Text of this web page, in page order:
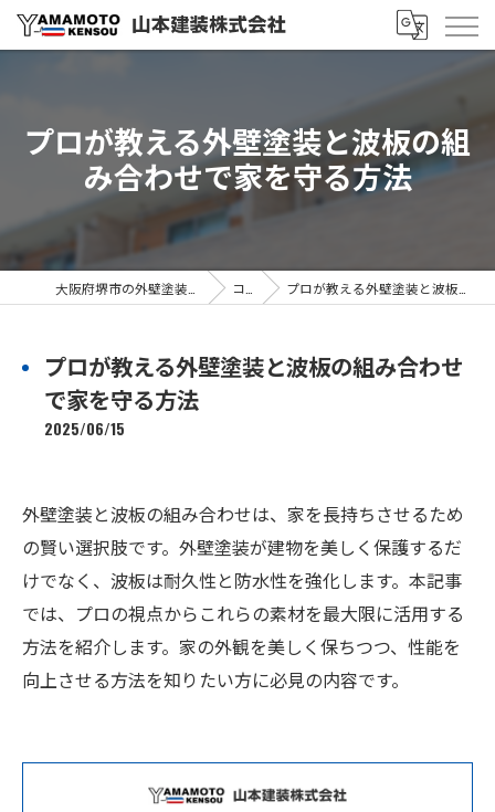
プロが教える外壁塗装と波板の組
み合わせで家を守る方法
コラム プロが教える外壁塗装と波板の組み合わせで家を守る方法
プロが教える外壁塗装と波板の組み合わせ
で家を守る方法
2025/06/15
外壁塗装と波板の組み合わせは、家を長持ちさせるため
の賢い選択肢です。外壁塗装が建物を美しく保護するだ
けでなく、波板は耐久性と防水性を強化します。本記事
では、プロの視点からこれらの素材を最大限に活用する
方法を紹介します。家の外観を美しく保ちつつ、性能を
向上させる方法を知りたい方に必見の内容です。